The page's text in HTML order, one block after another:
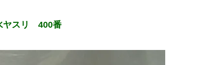
ヤスリ 400番